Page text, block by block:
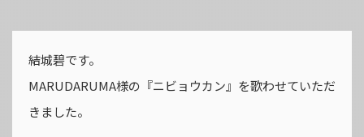
結城碧です。
MARUDARUMA様の『ニビョウカン』を歌わせていただ
きました。